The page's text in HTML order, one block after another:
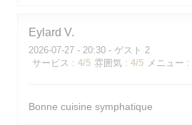
Eylard V
2026-07-27 - 20:30 - ゲスト 2
サービス : 4/5 雰囲気 : 4/5 メニュー :
Bonne cuisine symphatique